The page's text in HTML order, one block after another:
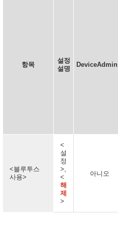
항목
설정
설명
DeviceAdmin
<블루투스
사용>
<
설
정
>,
<
해
제
>
아니오